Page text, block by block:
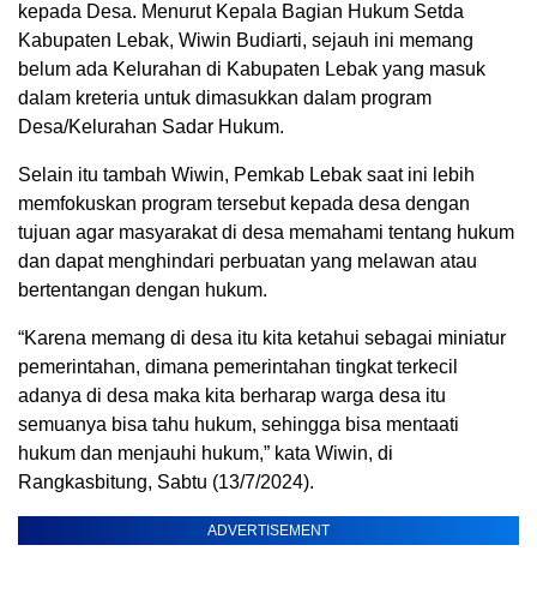
kepada Desa. Menurut Kepala Bagian Hukum Setda
Kabupaten Lebak, Wiwin Budiarti, sejauh ini memang
belum ada Kelurahan di Kabupaten Lebak yang masuk
dalam kreteria untuk dimasukkan dalam program
Desa/Kelurahan Sadar Hukum.
Selain itu tambah Wiwin, Pemkab Lebak saat ini lebih
memfokuskan program tersebut kepada desa dengan
tujuan agar masyarakat di desa memahami tentang hukum
dan dapat menghindari perbuatan yang melawan atau
bertentangan dengan hukum.
“Karena memang di desa itu kita ketahui sebagai miniatur
pemerintahan, dimana pemerintahan tingkat terkecil
adanya di desa maka kita berharap warga desa itu
semuanya bisa tahu hukum, sehingga bisa mentaati
hukum dan menjauhi hukum,” kata Wiwin, di
Rangkasbitung, Sabtu (13/7/2024).
ADVERTISEMENT